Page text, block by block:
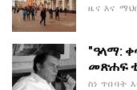
ዜና እና
"ዓላማ:
መጽሐፍ
ስነ ጥበባት